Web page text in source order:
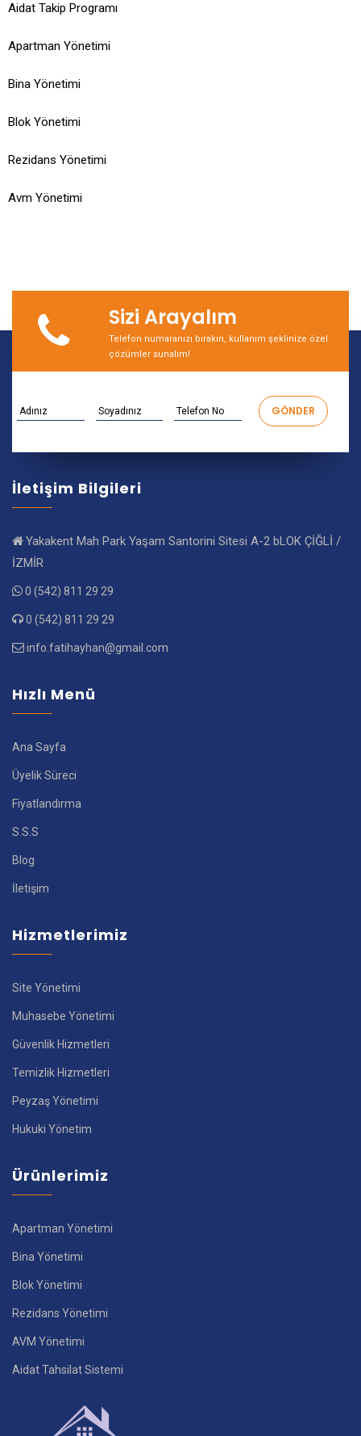
Aidat Takip Programı
Apartman Yönetimi
Bina Yönetimi
Blok Yönetimi
Rezidans Yönetimi
Avm Yönetimi
Sizi Arayalım
Telefon numaranızı bırakın, kullanım şeklinize özel
çözümler sunalım!
İletişim Bilgileri
Yakakent Mah Park Yaşam Santorini Sitesi A-2 bLOK ÇİĞLİ /
İZMİR
0 (542) 811 29 29
0 (542) 811 29 29
info.fatihayhan@gmail.com
Hızlı Menü
Ana Sayfa
Üyelik Süreci
Fiyatlandırma
S.S.S
Blog
İletişim
Hizmetlerimiz
Site Yönetimi
Muhasebe Yönetimi
Güvenlik Hizmetleri
Temizlik Hizmetleri
Peyzaş Yönetimi
Hukuki Yönetim
Ürünlerimiz
Apartman Yönetimi
Bina Yönetimi
Blok Yönetimi
Rezidans Yönetimi
AVM Yönetimi
Aidat Tahsilat Sistemi